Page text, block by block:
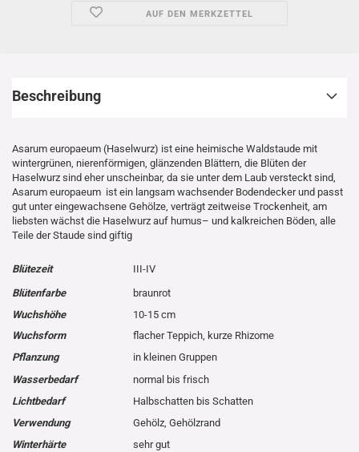
AUF DEN MERKZETTEL
Beschreibung
Asarum europaeum (Haselwurz) ist eine heimische Waldstaude mit
wintergrünen, nierenförmigen, glänzenden Blättern, die Blüten der
Haselwurz sind eher unscheinbar, da sie unter dem Laub versteckt sind,
Asarum europaeum ist ein langsam wachsender Bodendecker und passt
gut unter eingewachsene Gehölze, verträgt zeitweise Trockenheit, am
liebsten wächst die Haselwurz auf humus– und kalkreichen Böden, alle
Teile der Staude sind giftig
Blütezeit
III-IV
Blütenfarbe
braunrot
Wuchshöhe
10-15 cm
Wuchsform
flacher Teppich, kurze Rhizome
Pflanzung
in kleinen Gruppen
Wasserbedarf
normal bis frisch
Lichtbedarf
Halbschatten bis Schatten
Verwendung
Gehölz, Gehölzrand
Winterhärte
sehr gut